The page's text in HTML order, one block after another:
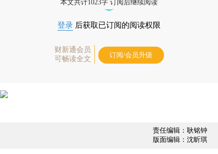
本文共计1023字 订阅后继续阅读
登录 后获取已订阅的阅读权限
财新通会员
可畅读全文
订阅/会员升级
责任编辑：耿铭钟
版面编辑：沈昕琪